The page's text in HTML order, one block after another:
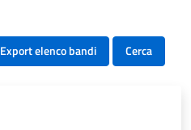
Export elenco bandi Cerca